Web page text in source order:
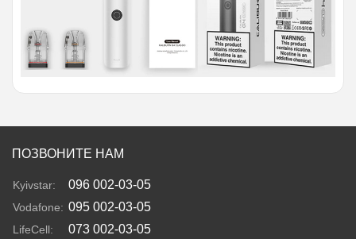
ПОЗВОНИТЕ НАМ
Kyivstar: 096 002-03-05
Vodafone: 095 002-03-05
LifeCell: 073 002-03-05